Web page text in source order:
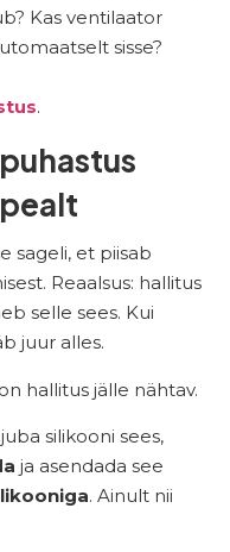
Kas ventilaator
sisse?
.
sageli, et piisab
Reaalsus: hallitus
selle sees. Kui
juur alles.
hallitus jälle nähtav.
silikooni sees,
ja asendada see
. Ainult nii